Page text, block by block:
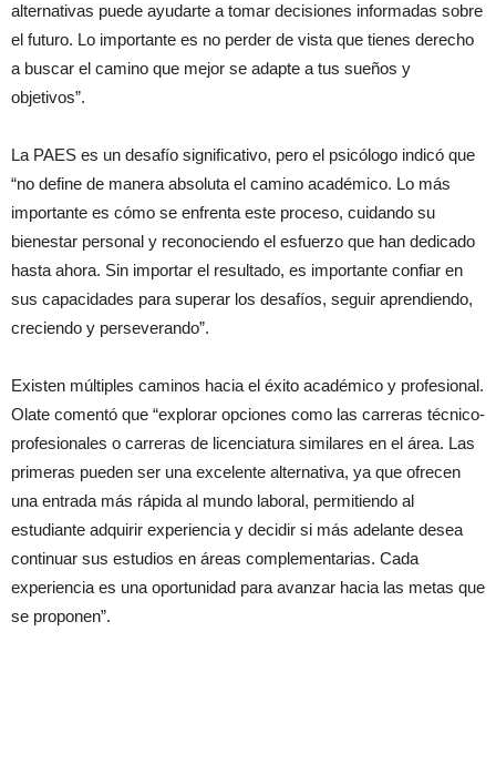
alternativas puede ayudarte a tomar decisiones informadas sobre
el futuro. Lo importante es no perder de vista que tienes derecho
a buscar el camino que mejor se adapte a tus sueños y
objetivos”.
La PAES es un desafío significativo, pero el psicólogo indicó que
“no define de manera absoluta el camino académico. Lo más
importante es cómo se enfrenta este proceso, cuidando su
bienestar personal y reconociendo el esfuerzo que han dedicado
hasta ahora. Sin importar el resultado, es importante confiar en
sus capacidades para superar los desafíos, seguir aprendiendo,
creciendo y perseverando”.
Existen múltiples caminos hacia el éxito académico y profesional.
Olate comentó que “explorar opciones como las carreras técnico-
profesionales o carreras de licenciatura similares en el área. Las
primeras pueden ser una excelente alternativa, ya que ofrecen
una entrada más rápida al mundo laboral, permitiendo al
estudiante adquirir experiencia y decidir si más adelante desea
continuar sus estudios en áreas complementarias. Cada
experiencia es una oportunidad para avanzar hacia las metas que
se proponen”.